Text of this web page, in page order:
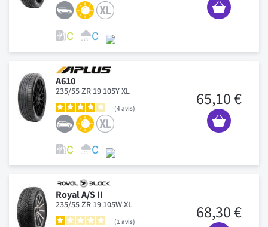
A610
235/55 ZR 19 105Y XL
4avis 65,10 €
Royal A/S II
235/55 ZR 19 105W XL
1 avis 68,30 €